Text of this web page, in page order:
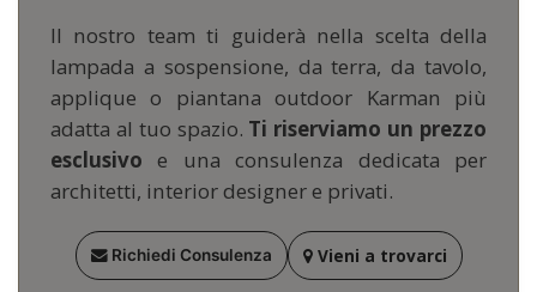
Il nostro team ti guiderà nella scelta della
lampada a sospensione, da terra, da tavolo,
applique o piantana outdoor Karman più
adatta al tuo spazio. Ti riserviamo un prezzo
esclusivo e una consulenza dedicata per
architetti, interior designer e privati.
Richiedi Consulenza Vieni a trovarci